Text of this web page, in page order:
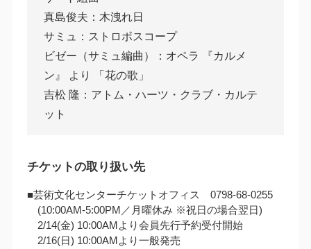
真島俊夫：木洩れ日
サミュ：ストロボスコープ
ビゼー（サミュ編曲）：オペラ 『カルメ
ン』 より 「花の歌」
吉松 隆：アトム・ハーツ・クラブ・カルテ
ット
チケットの取り扱い先
■芸術文化センターチケットオフィス 0798-68-0255
(10:00AM‐5:00PM／月曜休み ※祝日の場合翌日)
2/14(金) 10:00AMより会員先行予約受付開始
2/16(日) 10:00AMより一般発売